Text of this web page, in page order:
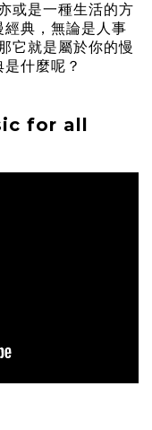
或是一種生活的方
典，無論是人事
它就是屬於你的慢
什麼呢？
for all